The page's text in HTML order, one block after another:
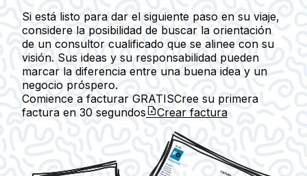
Si está listo para dar el siguiente paso en su viaje,
considere la posibilidad de buscar la orientación
de un consultor cualificado que se alinee con su
visión. Sus ideas y su responsabilidad pueden
marcar la diferencia entre una buena idea y un
negocio próspero.
Comience a facturar GRATISCree su primera
factura en 30 segundos Crear factura